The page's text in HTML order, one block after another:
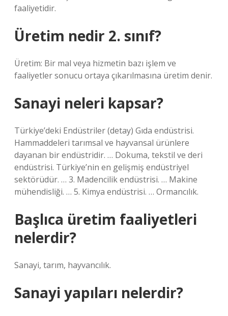
faaliyetidir.
Üretim nedir 2. sınıf?
Üretim: Bir mal veya hizmetin bazı işlem ve
faaliyetler sonucu ortaya çıkarılmasına üretim denir.
Sanayi neleri kapsar?
Türkiye’deki Endüstriler (detay) Gıda endüstrisi.
Hammaddeleri tarımsal ve hayvansal ürünlere
dayanan bir endüstridir. … Dokuma, tekstil ve deri
endüstrisi. Türkiye’nin en gelişmiş endüstriyel
sektörüdür. … 3. Madencilik endüstrisi. … Makine
mühendisliği. … 5. Kimya endüstrisi. … Ormancılık.
Başlıca üretim faaliyetleri
nelerdir?
Sanayi, tarım, hayvancılık.
Sanayi yapıları nelerdir?